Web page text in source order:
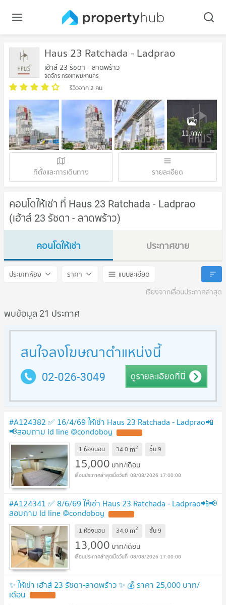
Haus 23 Ratchada - Ladprao
เฮ้าส์ 23 รัชดา - ลาดพร้าว
จตุจักร กรุงเทพมหานคร
รีวิวจาก 2 คน
11 ภาพ
ที่ตั้งและการเดินทาง รายละเอียด
คอนโดให้เช่า ที่ Haus 23 Ratchada - Ladprao
(เฮ้าส์ 23 รัชดา - ลาดพร้าว)
คอนโดให้เช่า
Haus 23 Ratchada - Ladprao
ประกาศขาย
Haus 23 Ratchada -
ประเภทห้อง ราคา
แบบละเอียด
เรียงจากเลื่อนประกาศล่าสุด
พบข้อมูล 21 ประกาศ
#A124382 ✅ 16/4/69 ให้เช่า Haus 23 Ratchada - Ladprao📲
📢สอบถาม ld line @condoboy
1 ห้องนอน 34.0 m2 ชั้น9
15,000 บาท/เดือน
08/08/2026 17:00:00
#A124341 ✅ 8/6/69 ให้เช่า Haus 23 Ratchada - Ladprao📲📢
สอบถาม ld line @condoboy
1 ห้องนอน 34.0 m2 ชั้น9
13,000 บาท/เดือน
08/08/2026 17:00:00
✨ ให้เช่า เฮ้าส์ 23 รัชดา-ลาดพร้าว ✨ 💰 ราคา 25,000 บาท/
เดือน